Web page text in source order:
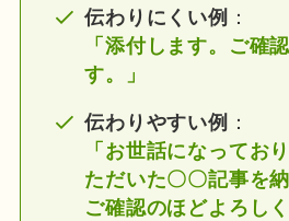
伝わりにくい例 ：
「添付します。ご確
す。」
伝わりやすい例 ：
「お世話になってお
ただいた〇〇記事を
ご確認のほどよろし